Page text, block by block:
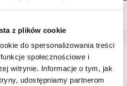
z plików cookie
do spersonalizowania treści
społecznościowe i
witrynie. Informacje o tym, jak
udostępniamy partnerom